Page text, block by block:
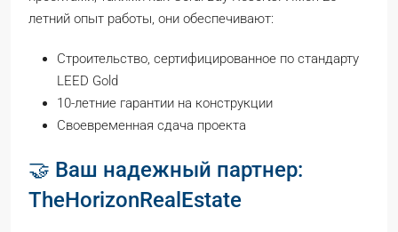
летний опыт работы, они обеспечивают:
Строительство, сертифицированное по стандарту
LEED Gold
10-летние гарантии на конструкции
Своевременная сдача проекта
🤝 Ваш надежный партнер:
TheHorizonRealEstate